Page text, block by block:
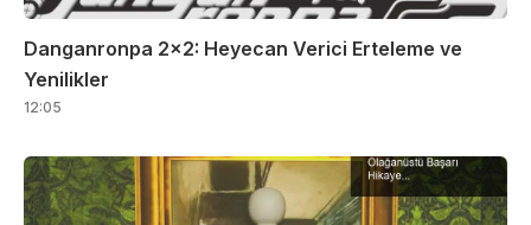
Danganronpa 2×2: Heyecan Verici Erteleme ve
Yenilikler
12:05